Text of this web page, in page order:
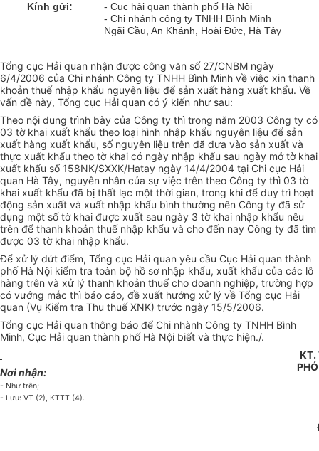
Kính gửi:
- Cục hải quan thành phố Hà Nội
- Chi nhánh công ty TNHH Bình Minh
Ngãi Cầu, An Khánh, Hoài Đức, Hà Tây
Tổng cục Hải quan nhận được công văn số 27/CNBM ngày
6/4/2006 của Chi nhánh Công ty TNHH Bình Minh về việc xin thanh
khoản thuế nhập khẩu nguyên liệu để sản xuất hàng xuất khẩu. Về
vấn đề này, Tổng cục Hải quan có ý kiến như sau:
Theo nội dung trình bày của Công ty thì trong năm 2003 Công ty có
03 tờ khai xuất khẩu theo loại hình nhập khẩu nguyên liệu để sản
xuất hàng xuất khẩu, số nguyên liệu trên đã đưa vào sản xuất và
thực xuất khẩu theo tờ khai có ngày nhập khẩu sau ngày mở tờ khai
xuất khẩu số 158NK/SXXK/Hatay ngày 14/4/2004 tại Chi cục Hải
quan Hà Tây, nguyên nhân của sự việc trên theo Công ty thì 03 tờ
khai xuất khẩu đã bị thất lạc một thời gian, trong khi để duy trì hoạt
động sản xuất và xuất nhập khẩu bình thường nên Công ty đã sử
dụng một số tờ khai được xuất sau ngày 3 tờ khai nhập khẩu nêu
trên để thanh khoản thuế nhập khẩu và cho đến nay Công ty đã tìm
được 03 tờ khai nhập khẩu.
Để xử lý dứt điểm, Tổng cục Hải quan yêu cầu Cục Hải quan thành
phố Hà Nội kiểm tra toàn bộ hồ sơ nhập khẩu, xuất khẩu của các lô
hàng trên và xử lý thanh khoản thuế cho doanh nghiệp, trường hợp
có vướng mắc thì báo cáo, đề xuất hướng xử lý về Tổng cục Hải
quan (Vụ Kiểm tra Thu thuế XNK) trước ngày 15/5/2006.
Tổng cục Hải quan thông báo để Chi nhành Công ty TNHH Bình
Minh, Cục Hải quan thành phố Hà Nội biết và thực hiện./.
Nơi nhận:
- Như trên;
- Lưu: VT (2), KTTT (4).
KT.